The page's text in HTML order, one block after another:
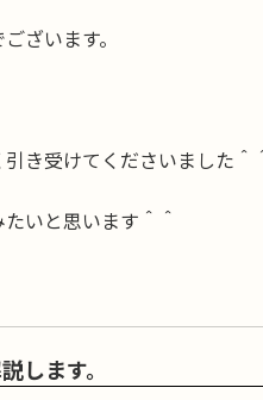
ざいます。
き受けてくださいました＾＾
いと思います＾＾
します。